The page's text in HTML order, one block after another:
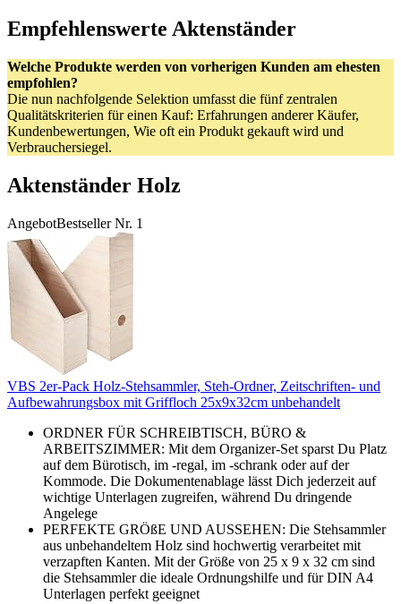
Empfehlenswerte Aktenständer
Welche Produkte werden von vorherigen Kunden am ehesten
empfohlen?
Die nun nachfolgende Selektion umfasst die fünf zentralen
Qualitätskriterien für einen Kauf: Erfahrungen anderer Käufer,
Kundenbewertungen, Wie oft ein Produkt gekauft wird und
Verbrauchersiegel.
Aktenständer Holz
AngebotBestseller Nr. 1
VBS 2er-Pack Holz-Stehsammler, Steh-Ordner, Zeitschriften- und
Aufbewahrungsbox mit Griffloch 25x9x32cm unbehandelt
ORDNER FÜR SCHREIBTISCH, BÜRO &
ARBEITSZIMMER: Mit dem Organizer-Set sparst Du Platz
auf dem Bürotisch, im -regal, im -schrank oder auf der
Kommode. Die Dokumentenablage lässt Dich jederzeit auf
wichtige Unterlagen zugreifen, während Du dringende
Angelege
PERFEKTE GRÖßE UND AUSSEHEN: Die Stehsammler
aus unbehandeltem Holz sind hochwertig verarbeitet mit
verzapften Kanten. Mit der Größe von 25 x 9 x 32 cm sind
die Stehsammler die ideale Ordnungshilfe und für DIN A4
Unterlagen perfekt geeignet